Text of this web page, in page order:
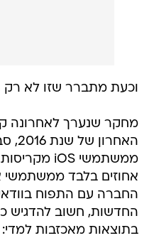
וכעת מתברר שזו לא
מחקר שנערך לאחרונה
אחוזים בלבד ממשתמשי
החברה עם התפוח
החדשות, חשוב להדגיש
בתוצאות מאכזבות